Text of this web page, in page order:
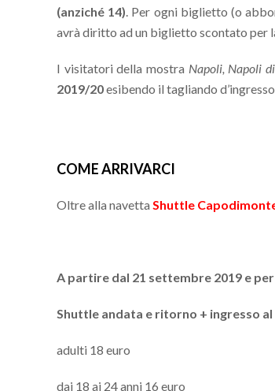
(anziché 14). Per ogni biglietto (o
avrà diritto ad un biglietto scontato per
I visitatori della mostra Napoli, Napoli
2019/20esibendo il tagliando
COME ARRIVARCI
Oltre alla navetta Shuttle
A partire dal 21 settembre 2019 e
Shuttle andata e ritorno + ingresso
adulti 18 euro
dai 18 ai 24 anni 16 euro